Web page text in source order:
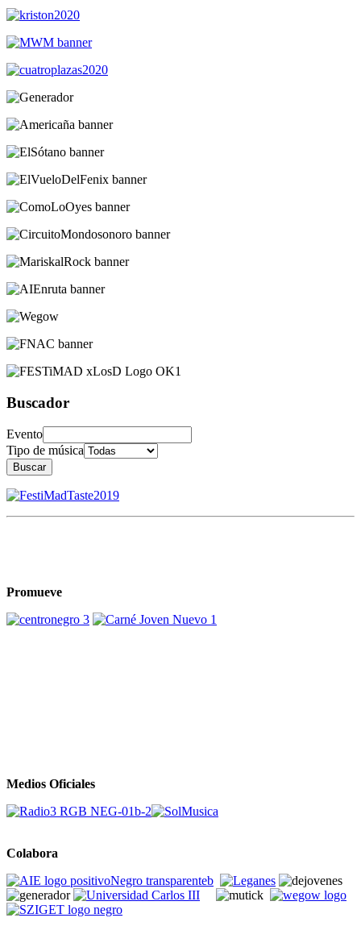
Buscador
Evento
Tipo de música
Buscar
Promueve
Medios Oficiales
Colabora